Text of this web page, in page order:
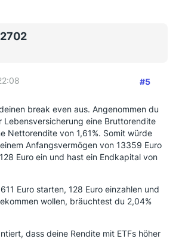
#5
break even aus. Angenommen du
Lebensversicherung eine Bruttorendite
Nettorendite von 1,61%. Somit würde
Anfangsvermögen von 13359 Euro
Euro ein und hast ein Endkapital von
Euro starten, 128 Euro einzahlen und
wollen, bräuchtest du 2,04%
dass deine Rendite mit ETFs höher